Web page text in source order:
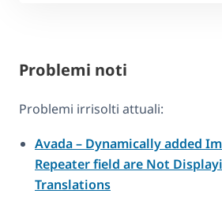
Problemi noti
Problemi irrisolti attuali:
Avada – Dynamically added
Repeater field are Not
Translations